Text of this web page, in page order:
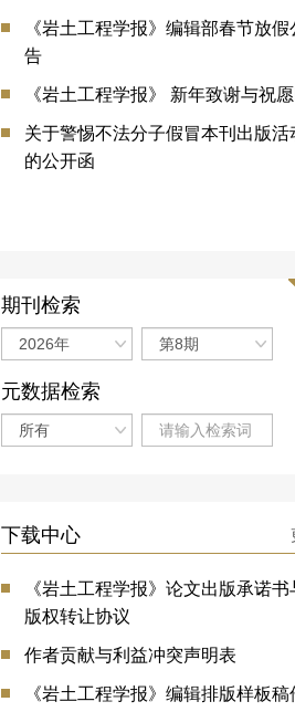
《岩土工程学报》编辑部春节放假
告
《岩土工程学报》 新年致谢与祝
关于警惕不法分子假冒本刊出版活
的公开函
期刊检索
元数据检索
下载中心
《岩土工程学报》论文出版承诺书
版权转让协议
作者贡献与利益冲突声明表
《岩土工程学报》编辑排版样板稿